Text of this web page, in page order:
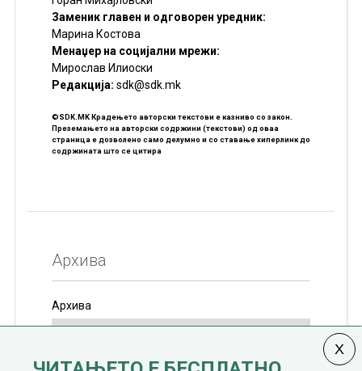
Заменик главен и одговорен уредник:
Марина Костова
Менаџер на социјални мрежи:
Мирослав Илиоски
Редакцијa: sdk@sdk.mk
©SDK.MK Крадењето авторски текстови е казниво со закон.
Преземањето на авторски содржини (текстови) од оваа
страница е дозволено само делумно и со ставање хиперлинк до
содржината што се цитира
Архива
Архива